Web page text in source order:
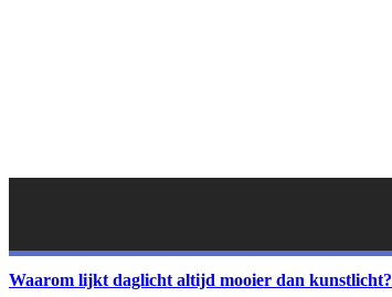
Waarom lijkt daglicht altijd mooier dan kunstlicht?